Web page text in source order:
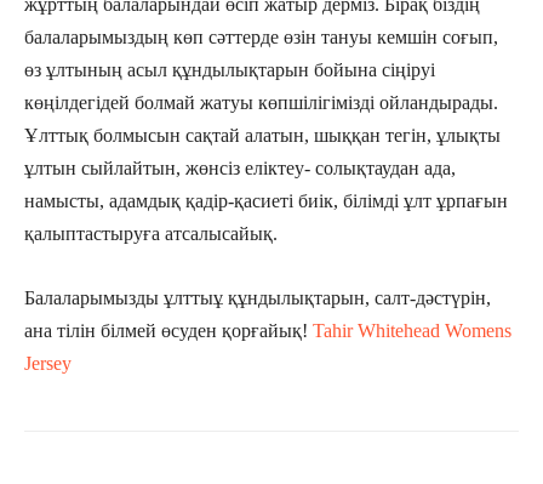
жұрттың балаларындай өсіп жатыр дерміз. Бірақ біздің
балаларымыздың көп сәттерде өзін тануы кемшін соғып,
өз ұлтының асыл құндылықтарын бойына сіңіруі
көңілдегідей болмай жатуы көпшілігімізді ойландырады.
Ұлттық болмысын сақтай алатын, шыққан тегін, ұлықты
ұлтын сыйлайтын, жөнсіз еліктеу- солықтаудан ада,
намысты, адамдық қадір-қасиеті биік, білімді ұлт ұрпағын
қалыптастыруға атсалысайық.
Балаларымызды ұлттыұ құндылықтарын, салт-дәстүрін,
ана тілін білмей өсуден қорғайық! Tahir Whitehead Womens
Jersey